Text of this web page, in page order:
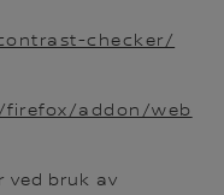
checker/
addon/web
ved bruk av